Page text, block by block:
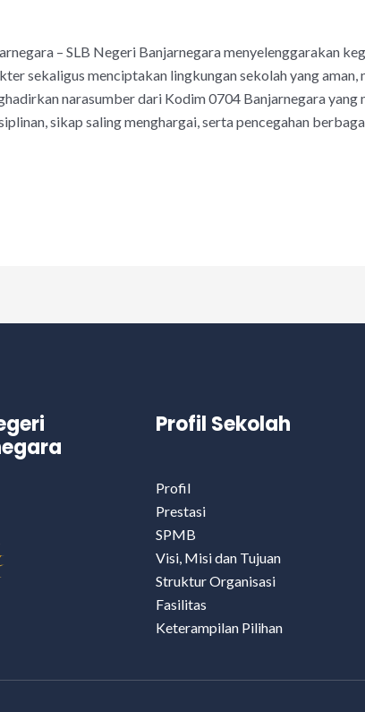
– SLB Negeri Banjarnegara menyelenggarakan
sekaligus menciptakan lingkungan sekolah yang
narasumber dari Kodim 0704 Banjarnegara
sikap saling menghargai, serta pencegahan
Profil Sekolah
Profil
Prestasi
SPMB
Visi, Misi dan Tujuan
Struktur Organisasi
Fasilitas
Keterampilan Pilihan